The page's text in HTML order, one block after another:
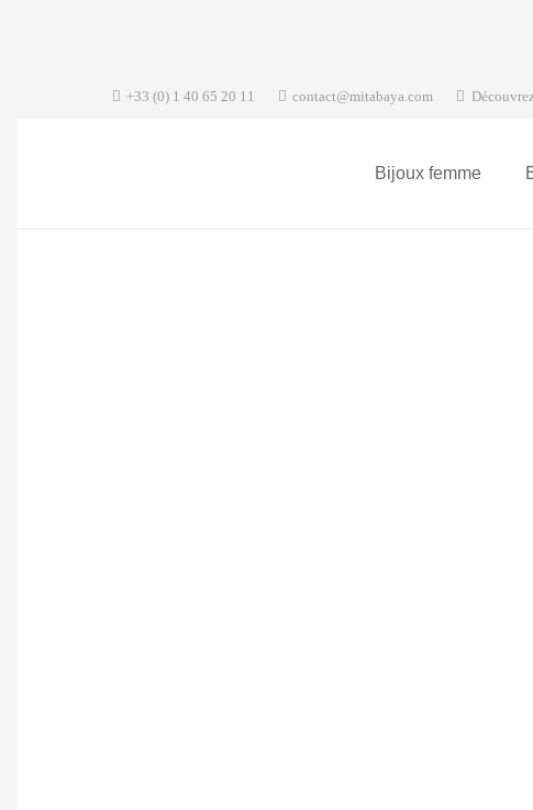
+33 (0) 1 40 65 20 11 contact@mitabaya.com
Bijoux femme